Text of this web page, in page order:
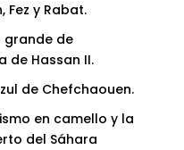
Fez y Rabat.
grande de
de Hassan II.
de Chefchaouen.
en camello y la
del Sáhara